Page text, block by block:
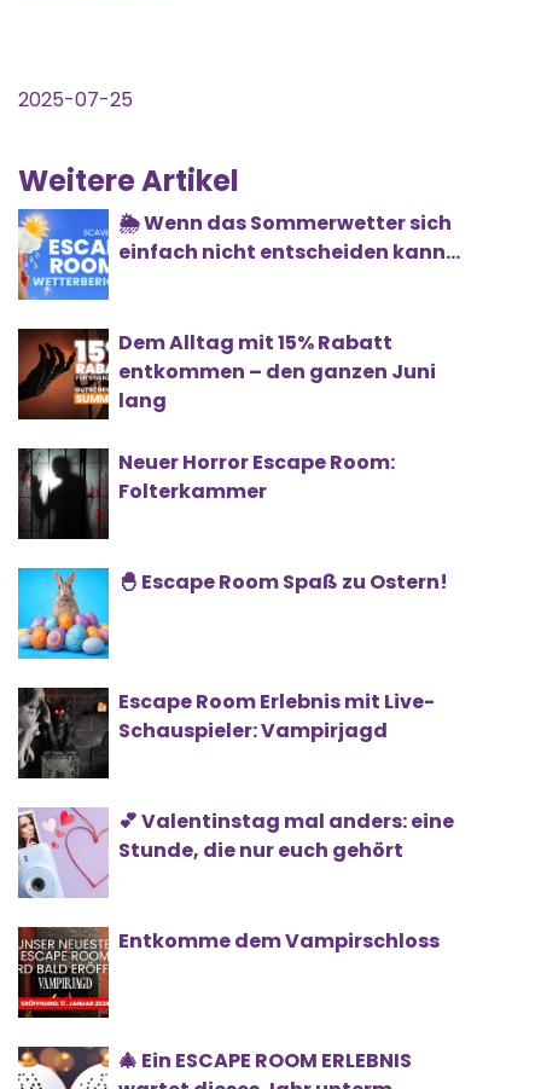
2025-07-25
Weitere Artikel
🌦️ Wenn das Sommerwetter sich
einfach nicht entscheiden kann...
Dem Alltag mit 15% Rabatt
entkommen – den ganzen Juni
lang
Neuer Horror Escape Room:
Folterkammer
🐣 Escape Room Spaß zu Ostern!
Escape Room Erlebnis mit Live-
Schauspieler: Vampirjagd
💕 Valentinstag mal anders: eine
Stunde, die nur euch gehört
Entkomme dem Vampirschloss
🎄 Ein ESCAPE ROOM ERLEBNIS